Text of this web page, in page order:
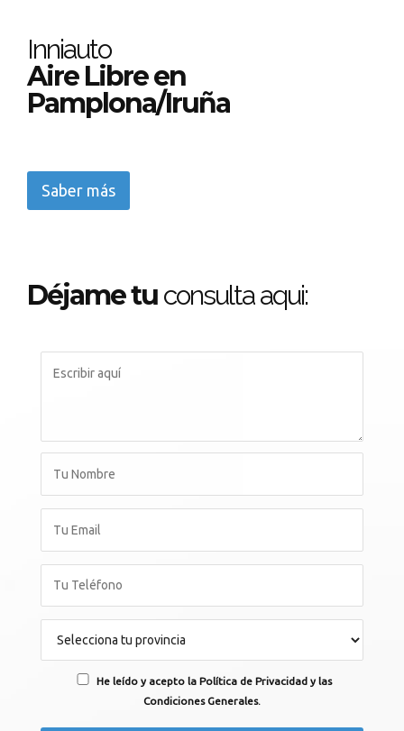
Inniauto
Aire Libre en
Pamplona/Iruña
Saber más
Déjame tu consulta aqui:
He leído y acepto la Política de Privacidad y las
Condiciones Generales.